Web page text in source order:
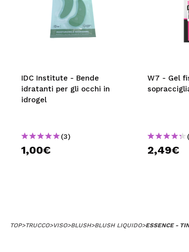
IDC Institute - Bende
idratanti per gli occhi in
idrogel
(3)
1,00€
W7 - Gel
2,49€
TOP>TRUCCO>VISO>BLUSH>BLUSH LIQUIDO>ESSENCE -